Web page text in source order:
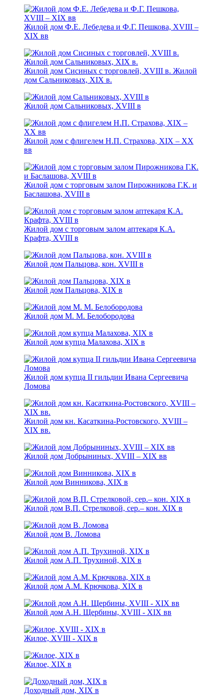
Жилой дом Ф.Е. Лебедева и Ф.Г. Пешкова, XVIII –
XIX вв
Жилой дом Сисиных с торговлей, XVIII в. Жилой
дом Сальниковых, XIX в.
Жилой дом Сальниковых, XVIII в
Жилой дом с флигелем Н.П. Страхова, XIX – ХХ
вв
Жилой дом с торговым залом Пирожникова Г.К. и
Баслашова, ХVIII в
Жилой дом с торговым залом аптекаря К.А.
Крафта, XVIII в
Жилой дом Пальцова, кон. XVIII в
Жилой дом Пальцова, XIX в
Жилой дом М. М. Белобородова
Жилой дом купца Малахова, XIX в
Жилой дом купца II гильдии Ивана Сергеевича
Ломова
Жилой дом кн. Касаткина-Ростовского, XVIII –
XIX вв.
Жилой дом Добрыниных, XVIII – XIX вв
Жилой дом Винникова, XIX в
Жилой дом В.П. Стрелковой, сер.– кон. XIX в
Жилой дом В. Ломова
Жилой дом А.П. Трухиной, XIX в
Жилой дом А.М. Крючкова, XIX в
Жилой дом А.Н. Щербины, XVIII - ХIХ вв
Жилое, XVIII - XIX в
Жилое, XIX в
Доходный дом, XIX в